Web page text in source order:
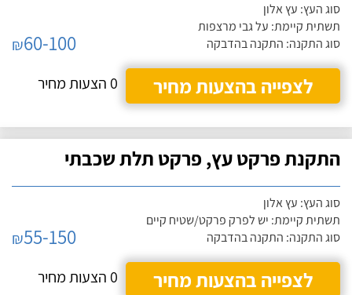
סוג העץ: עץ אלון
תשתית קיימת: על גבי מרצפות
סוג התקנה: התקנה בהדבקה
₪60-100
לצפייה בהצעות מחיר
0 הצעות מחיר
התקנת פרקט עץ, פרקט תלת שכבתי
סוג העץ: עץ אלון
תשתית קיימת: יש לפרק פרקט/שטיח קיים
סוג התקנה: התקנה בהדבקה
₪55-150
לצפייה בהצעות מחיר
0 הצעות מחיר